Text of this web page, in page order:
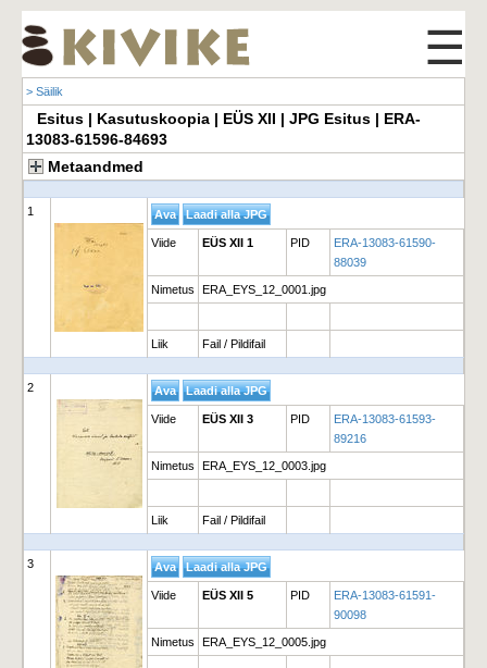
☰
> Säilik
Esitus | Kasutuskoopia | EÜS XII | JPG Esitus | ERA-
13083-61596-84693
Metaandmed
1
Viide EÜS XII 1 PID
ERA-13083-61590-
88039
Nimetus ERA_EYS_12_0001.jpg
Liik Fail / Pildifail
2
Viide EÜS XII 3 PID
ERA-13083-61593-
89216
Nimetus ERA_EYS_12_0003.jpg
Liik Fail / Pildifail
3
Viide EÜS XII 5 PID
ERA-13083-61591-
90098
Nimetus ERA_EYS_12_0005.jpg